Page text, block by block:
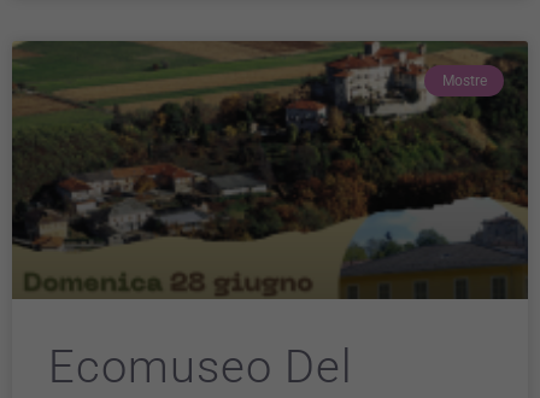
Mostre
Ecomuseo Del